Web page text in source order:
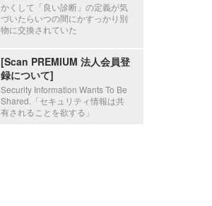
かくして「良い診断」の定義が気
づいたらいつの間にかすっかり別
物に交換されていた
[Scan PREMIUM 法人会員登
録について]
Security Information Wants To Be
Shared.「セキュリティ情報は共
有されることを欲する」